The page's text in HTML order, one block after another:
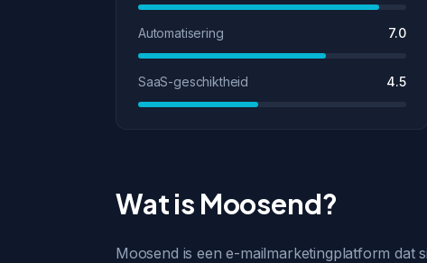
Automatisering 7.0
SaaS-geschiktheid 4.5
Wat is Moosend?
Moosend is een e-mailmarketingplatform dat